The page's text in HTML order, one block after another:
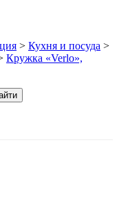
> Кухня и посуда >
Кружка «Verlo»,